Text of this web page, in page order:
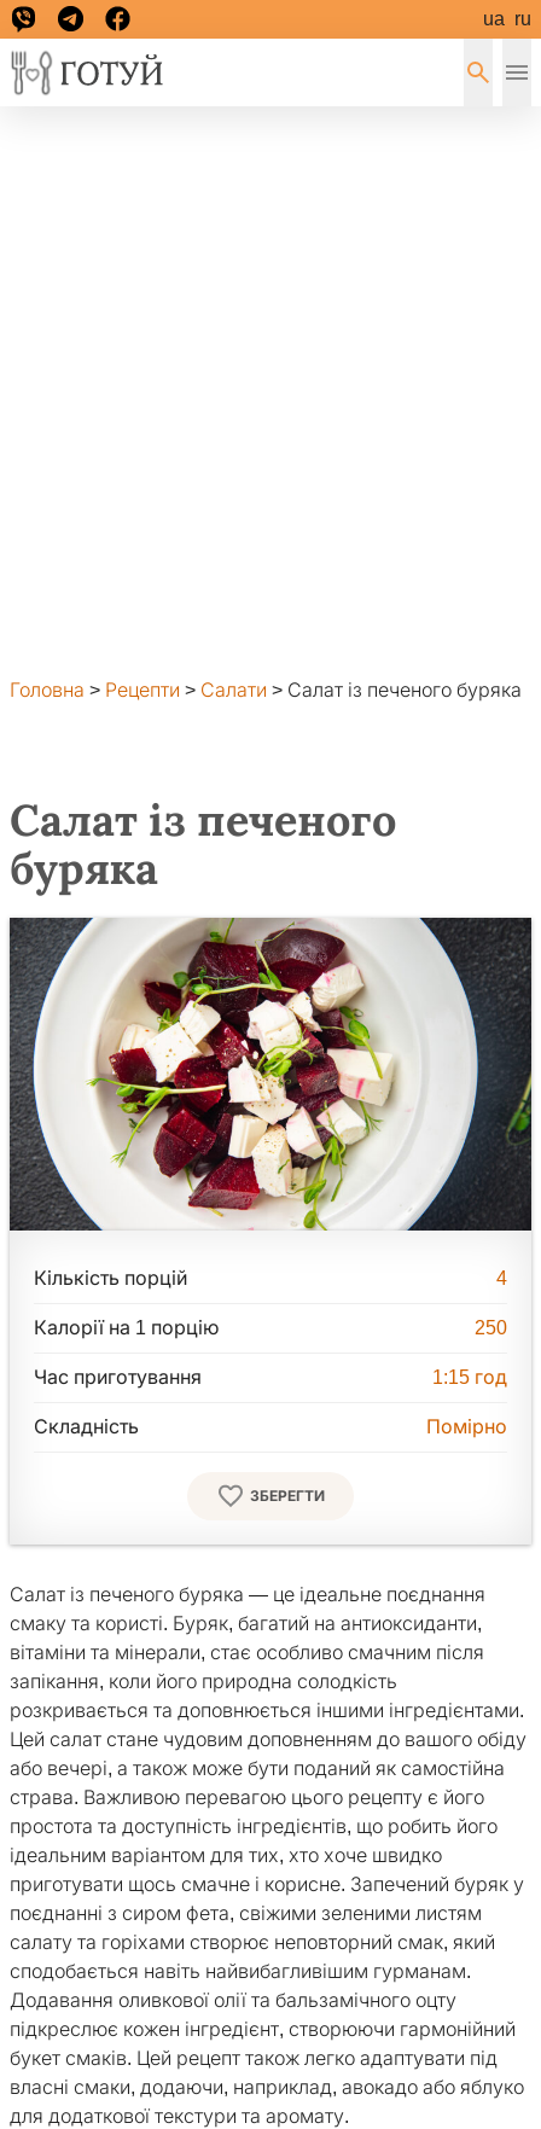
ua ru
Головна > Рецепти > Салати > Салат із печеного буряка
Салат із печеного
буряка
Кількість порцій 4
Калорії на 1 порцію 250
Час приготування 1:15 год
Складність Помірно
ЗБЕРЕГТИ
Салат із печеного буряка — це ідеальне поєднання
смаку та користі. Буряк, багатий на антиоксиданти,
вітаміни та мінерали, стає особливо смачним після
запікання, коли його природна солодкість
розкривається та доповнюється іншими інгредієнтами.
Цей салат стане чудовим доповненням до вашого обіду
або вечері, а також може бути поданий як самостійна
страва. Важливою перевагою цього рецепту є його
простота та доступність інгредієнтів, що робить його
ідеальним варіантом для тих, хто хоче швидко
приготувати щось смачне і корисне. Запечений буряк у
поєднанні з сиром фета, свіжими зеленими листям
салату та горіхами створює неповторний смак, який
сподобається навіть найвибагливішим гурманам.
Додавання оливкової олії та бальзамічного оцту
підкреслює кожен інгредієнт, створюючи гармонійний
букет смаків. Цей рецепт також легко адаптувати під
власні смаки, додаючи, наприклад, авокадо або яблуко
для додаткової текстури та аромату.